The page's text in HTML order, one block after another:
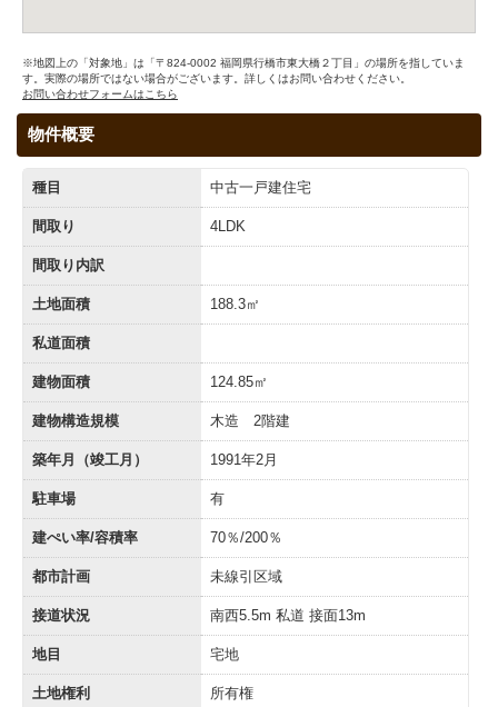
※地図上の「対象地」は「〒824-0002 福岡県行橋市東大橋２丁目」の場所を指していま
す。実際の場所ではない場合がございます。詳しくはお問い合わせください。
お問い合わせフォームはこちら
物件概要
種目 中古一戸建住宅
間取り 4LDK
間取り内訳
土地面積 188.3㎡
私道面積
建物面積 124.85㎡
建物構造規模 木造 2階建
築年月（竣工月） 1991年2月
駐車場 有
建ぺい率/容積率 70％/200％
都市計画 未線引区域
接道状況 南西5.5m 私道 接面13m
地目 宅地
土地権利 所有権